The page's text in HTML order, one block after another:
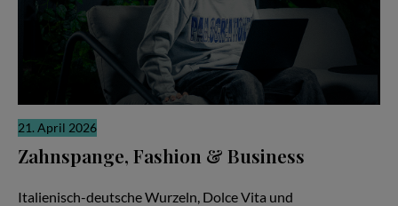
21. April 2026
Zahnspange, Fashion & Business
Italienisch-deutsche Wurzeln, Dolce Vita und